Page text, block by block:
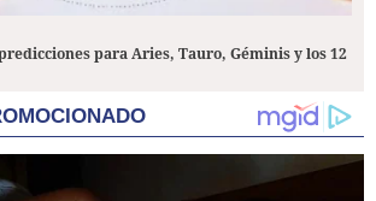
para Aries, Tauro, Géminis y los 12